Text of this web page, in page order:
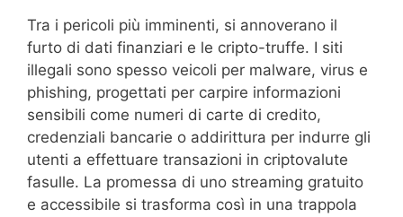
Tra i pericoli più imminenti, si annoverano il
furto di dati finanziari e le cripto-truffe. I siti
illegali sono spesso veicoli per malware, virus e
phishing, progettati per carpire informazioni
sensibili come numeri di carte di credito,
credenziali bancarie o addirittura per indurre gli
utenti a effettuare transazioni in criptovalute
fasulle. La promessa di uno streaming gratuito
e accessibile si trasforma così in una trappola